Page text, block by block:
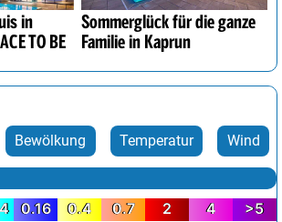
in
TO BE
Sommerglück für die ganze
Familie in Kaprun
Bewölkung Temperatur Wind
0.16 0.4 0.7 2 4 >5